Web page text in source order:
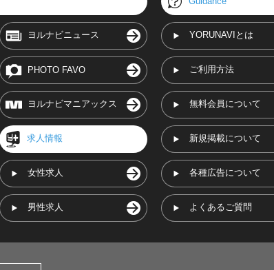
ヨルナビニュース
PHOTO FAVO
ヨルナビマニアックス
求人情報
女性求人
男性求人
YORUNAVIとは
ご利用方法
無料会員について
新規掲載について
各種広告について
よくあるご質問